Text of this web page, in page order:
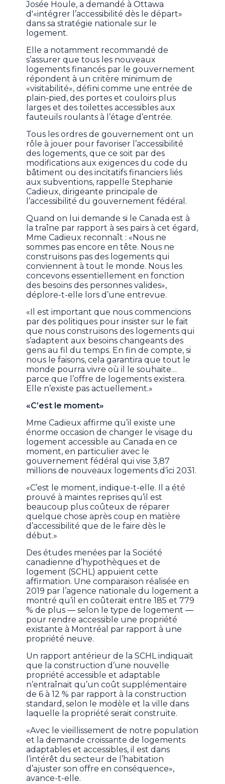
Josée Houle, a demandé à Ottawa
d'«intégrer l’accessibilité dès le départ»
dans sa stratégie nationale sur le
logement.
Elle a notamment recommandé de
s’assurer que tous les nouveaux
logements financés par le gouvernement
répondent à un critère minimum de
«visitabilité», défini comme une entrée de
plain-pied, des portes et couloirs plus
larges et des toilettes accessibles aux
fauteuils roulants à l’étage d’entrée.
Tous les ordres de gouvernement ont un
rôle à jouer pour favoriser l’accessibilité
des logements, que ce soit par des
modifications aux exigences du code du
bâtiment ou des incitatifs financiers liés
aux subventions, rappelle Stephanie
Cadieux, dirigeante principale de
l’accessibilité du gouvernement fédéral.
Quand on lui demande si le Canada est à
la traîne par rapport à ses pairs à cet égard,
Mme Cadieux reconnaît : «Nous ne
sommes pas encore en tête. Nous ne
construisons pas des logements qui
conviennent à tout le monde. Nous les
concevons essentiellement en fonction
des besoins des personnes valides»,
déplore-t-elle lors d’une entrevue.
«Il est important que nous commencions
par des politiques pour insister sur le fait
que nous construisons des logements qui
s’adaptent aux besoins changeants des
gens au fil du temps. En fin de compte, si
nous le faisons, cela garantira que tout le
monde pourra vivre où il le souhaite…
parce que l’offre de logements existera.
Elle n’existe pas actuellement.»
«C’est le moment»
Mme Cadieux affirme qu’il existe une
énorme occasion de changer le visage du
logement accessible au Canada en ce
moment, en particulier avec le
gouvernement fédéral qui vise 3,87
millions de nouveaux logements d’ici 2031.
«C’est le moment, indique-t-elle. Il a été
prouvé à maintes reprises qu’il est
beaucoup plus coûteux de réparer
quelque chose après coup en matière
d’accessibilité que de le faire dès le
début.»
Des études menées par la Société
canadienne d’hypothèques et de
logement (SCHL) appuient cette
affirmation. Une comparaison réalisée en
2019 par l’agence nationale du logement a
montré qu’il en coûterait entre 185 et 779
% de plus — selon le type de logement —
pour rendre accessible une propriété
existante à Montréal par rapport à une
propriété neuve.
Un rapport antérieur de la SCHL indiquait
que la construction d’une nouvelle
propriété accessible et adaptable
n’entraînait qu’un coût supplémentaire
de 6 à 12 % par rapport à la construction
standard, selon le modèle et la ville dans
laquelle la propriété serait construite.
«Avec le vieillissement de notre population
et la demande croissante de logements
adaptables et accessibles, il est dans
l’intérêt du secteur de l’habitation
d’ajuster son offre en conséquence»,
avance-t-elle.